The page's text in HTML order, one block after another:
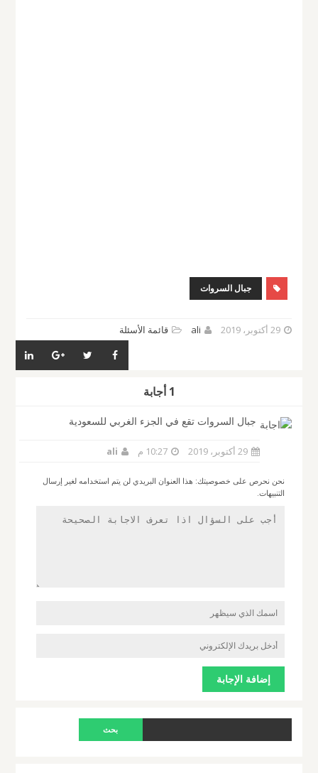
جبال السروات
29 أكتوبر، 2019 ali قائمة الأسئلة
1 أجابة
جبال السروات تقع في الجزء الغربي للسعودية
29 أكتوبر، 2019 10:27 م ali
نحن نحرص على خصوصيتك: هذا العنوان البريدي لن يتم استخدامه لغير إرسال
التنبيهات.